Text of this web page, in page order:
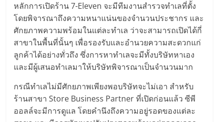
ขาย
แฟ
รน
ไชส์
หลักการเปิดร้าน 7-Eleven จะมีทีมงานสำรวจทำเลที่ตั้ง
โดยพิจารณาถึงความหนาแน่นของจำนวนประชากร และ
ศักยภาพความพร้อมในแต่ละทำเล ว่าจะสามารถเปิดได้กี่
สาขาในพื้นที่นั้นๆ เพื่อรองรับและอำนวยความสะดวกแก่
ลูกค้าได้อย่างทั่วถึง ซึ่งการหาทำเลจะมีทั้งบริษัทหาเอง
และมีผู้เสนอทำเลมาให้บริษัทพิจารณาเป็นจำนวนมาก
กรณีทำเลไม่มีศักยภาพเพียงพอบริษัทจะไม่เอา สำหรับ
ร้านสาขา Store Business Partner ที่เปิดก่อนแล้ว ซีพี
ออลล์จะมีการดูแล โดยคำนึงถึงความอยู่รอดของแต่ละ